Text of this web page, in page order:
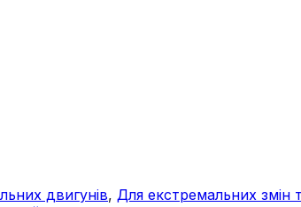
двигунів, Для екстремальних змін